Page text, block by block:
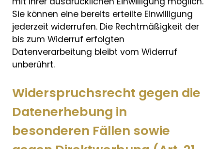
Sie können eine bereits erteilte Einwilligung
jederzeit widerrufen. Die Rechtmäßigkeit der
bis zum Widerruf erfolgten
Datenverarbeitung bleibt vom Widerruf
unberührt.
Widerspruchsrecht gegen die
Datenerhebung in
besonderen Fällen sowie